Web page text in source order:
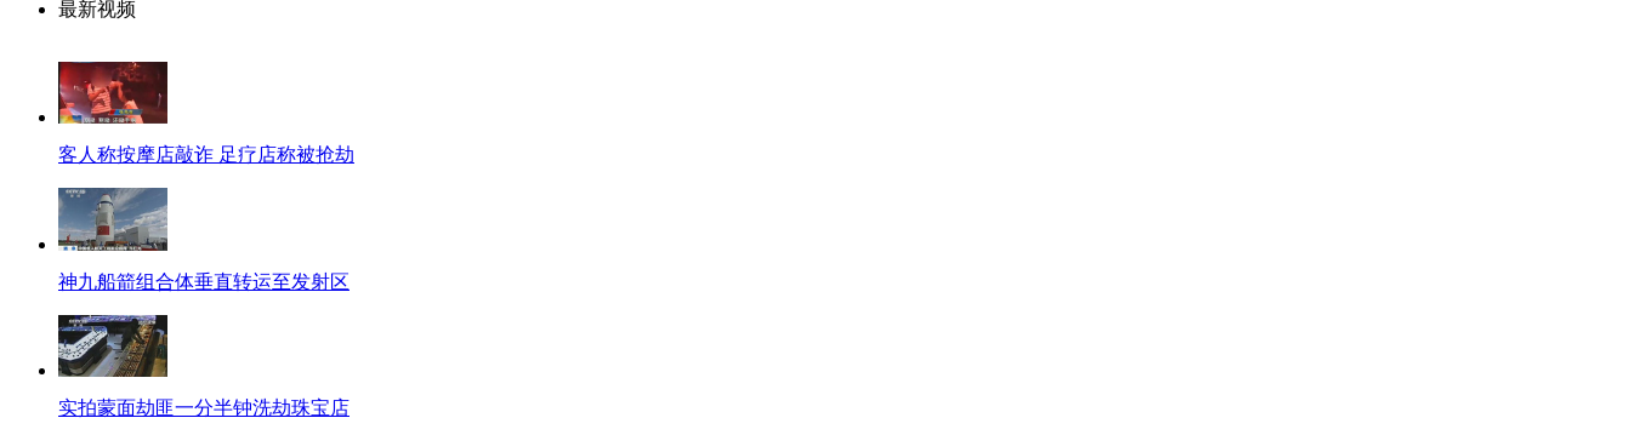
最新视频
客人称按摩店敲诈 足疗店称被抢劫
神九船箭组合体垂直转运至发射区
实拍蒙面劫匪一分半钟洗劫珠宝店